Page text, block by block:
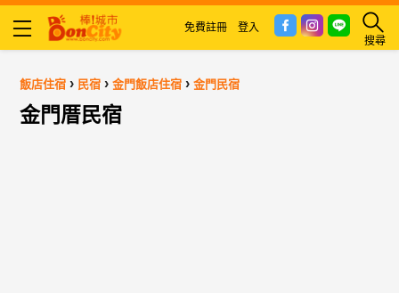
搜尋
免費註冊 登入
飯店住宿 › 民宿 ›金門飯店住宿 ›金門民宿
金門厝民宿